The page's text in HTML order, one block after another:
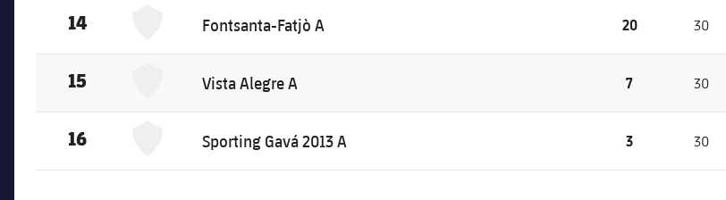
14 Fontsanta-Fatjò A 20 30
15 Vista Alegre A 7 30
16 Sporting Gavá 2013 A 3 30